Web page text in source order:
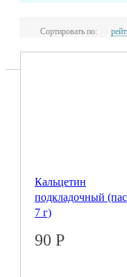
Сортировать по:
Кальцетин
подкладочный
7 г)
90 Р